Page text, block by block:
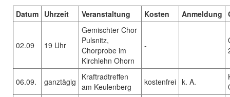
Datum Uhrzeit Veranstaltung Kosten Anmeldung
02.09 19 Uhr
Gemischter Chor
Pulsnitz,
Chorprobe im
Kirchlehn Ohorn
-
06.09. ganztägig
Kraftradtreffen
am Keulenberg
kostenfrei k. A.